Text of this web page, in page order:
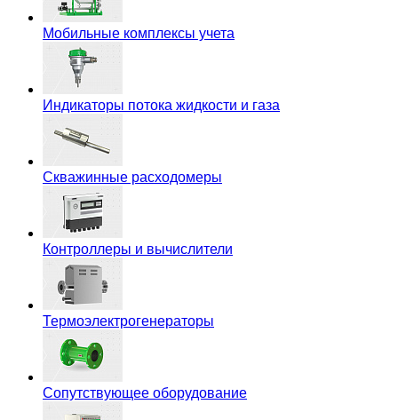
Мобильные комплексы учета
Индикаторы потока жидкости и газа
Скважинные расходомеры
Контроллеры и вычислители
Термоэлектрогенераторы
Сопутствующее оборудование